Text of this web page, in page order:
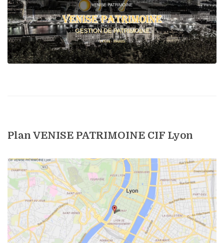
Plan VENISE PATRIMOINE CIF Lyon